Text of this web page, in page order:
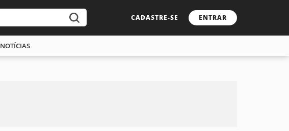
CADASTRE-SE ENTRAR
NOTÍCIAS